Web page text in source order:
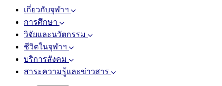
เกี่ยวกับจุฬาฯ
การศึกษา
วิจัยและนวัตกรรม
ชีวิตในจุฬาฯ
บริการสังคม
สาระความรู้และข่าวสาร